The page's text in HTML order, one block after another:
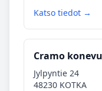
Katso tiedot →
Cramo
Jylpyntie 24
48230 KOTKA